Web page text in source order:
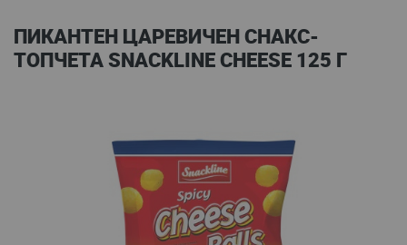
ПИКАНТЕН ЦАРЕВИЧЕН СНАКС-
ТОПЧЕТА SNACKLINE CHEESE 125 Г